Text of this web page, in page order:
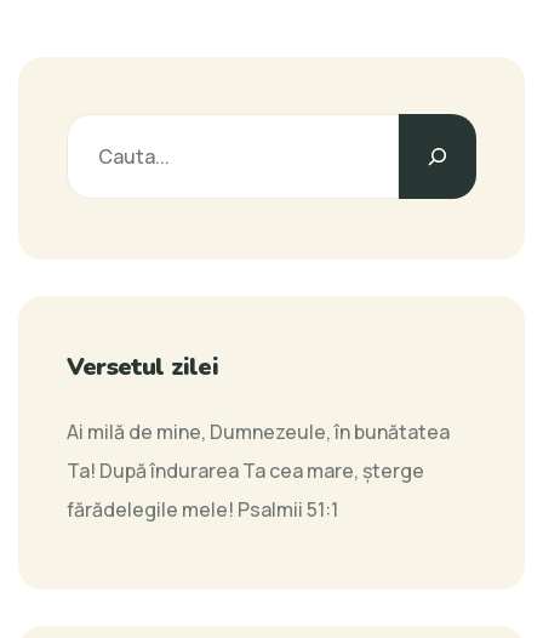
Versetul zilei
Ai milă de mine, Dumnezeule, în bunătatea
Ta! După îndurarea Ta cea mare, şterge
fărădelegile mele! Psalmii 51:1